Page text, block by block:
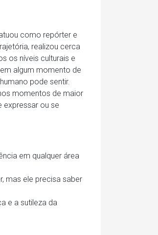
como repórter e
realizou cerca
os níveis culturais e
algum momento de
pode sentir.
momentos de maior
expressar ou se
em qualquer área
mas ele precisa saber
e a sutileza da